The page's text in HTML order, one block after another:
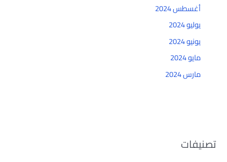
أغسطس 2024
يوليو 2024
يونيو 2024
مايو 2024
مارس 2024
تصنيفات